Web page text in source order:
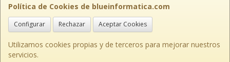
Política de Cookies de blueinformatica.com
Configurar Rechazar Aceptar Cookies
Utilizamos cookies propias y de terceros para mejorar nuestros
servicios.
Horario
10 a 14 Y 17 a 20:30